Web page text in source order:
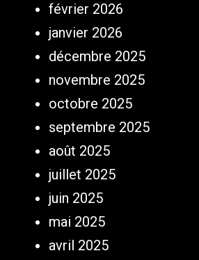
février 2026
janvier 2026
décembre 2025
novembre 2025
octobre 2025
septembre 2025
août 2025
juillet 2025
juin 2025
mai 2025
avril 2025